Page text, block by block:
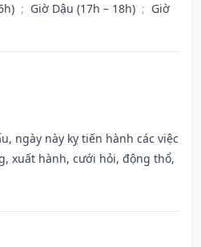
; Giờ Dậu (17h – 18h) ; Giờ
ngày này kỵ tiến hành các việc
xuất hành, cưới hỏi, động thổ,